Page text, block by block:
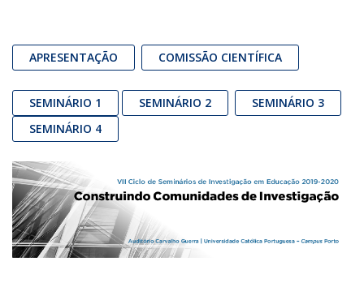
APRESENTAÇÃO COMISSÃO CIENTÍFICA
SEMINÁRIO 1 SEMINÁRIO 2
SEMINÁRIO 3
SEMINÁRIO 4